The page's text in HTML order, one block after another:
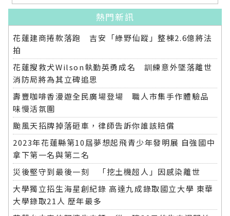
熱門新訊
花蓮建商捲款落跑 吉安「綠野仙蹤」整棟2.6億將法
拍
花蓮搜救犬Wilson執勤英勇成名 訓練意外墜落離世
消防局將為其立碑追思
壽豐咖啡香漫遊全民廣場登場 職人市集手作體驗品
味慢活氛圍
颱風天招牌掉落砸車，律師告訴你誰該賠償
2023年花蓮縣第10屆夢想起飛青少年發明展 自強國中
拿下第一名與第二名
災後堅守到最後一刻 「挖土機超人」因感染離世
大學獨立招生海星創紀錄 高達九成錄取國立大學 東華
大學錄取21人 歷年最多